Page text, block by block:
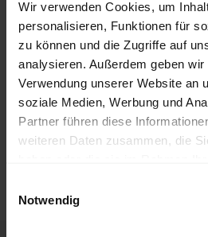
Wir verwenden Cookies, um
personalisieren, Funktionen für
zu können und die Zugriffe auf
analysieren. Außerdem geben
Verwendung unserer Website an
soziale Medien, Werbung und
Partner führen diese
weiteren Daten zusammen, die
Notwendig
lose Ware
2025
Januar
2026
250 €
300 €
Die aktuelle Preisentwicklung für